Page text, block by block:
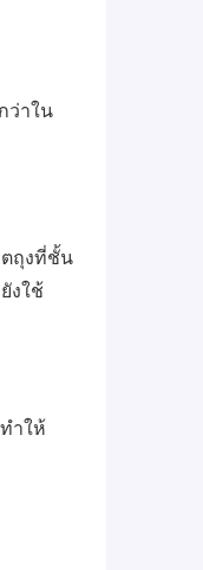
ว่าใน
ตถุงที่ชั้น
งใช้
ำให้